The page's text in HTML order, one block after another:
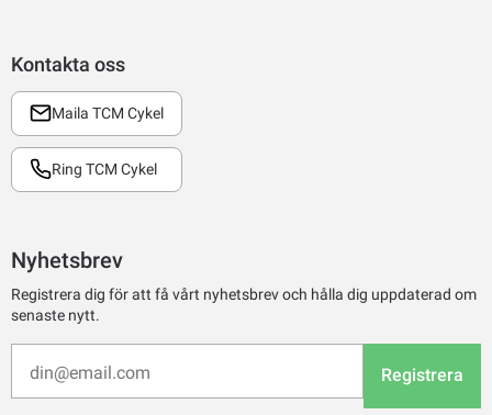
Kontakta oss
Maila TCM Cykel
Ring TCM Cykel
Nyhetsbrev
Registrera dig för att få vårt nyhetsbrev och hålla dig uppdaterad om
senaste nytt.
Registrera